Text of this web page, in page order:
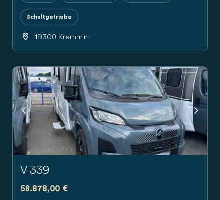
Schaltgetriebe
19300 Kremmin
Previous Next
V 339
58.878,00 €